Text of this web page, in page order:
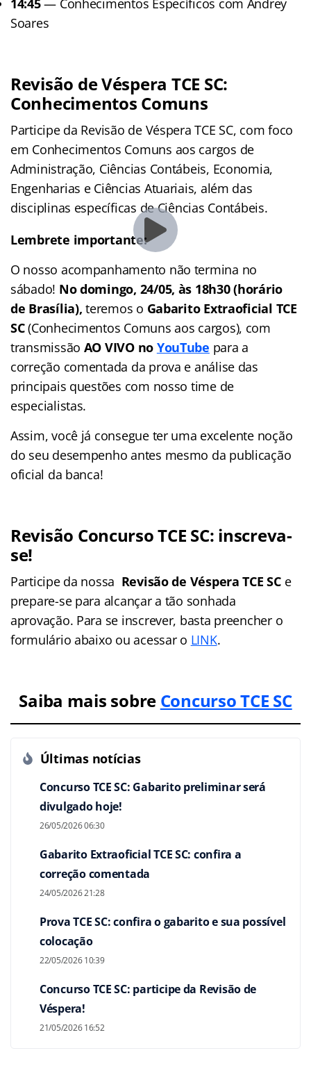
Soares
Revisão de Véspera TCE SC:
Conhecimentos Comuns
Participe da Revisão de Véspera TCE SC, com foco
em Conhecimentos Comuns aos cargos de
Administração, Ciências Contábeis, Economia,
Engenharias e Ciências Atuariais, além das
disciplinas específicas de Ciências Contábeis.
Lembrete importante:
O nosso acompanhamento não termina no
sábado! No domingo, 24/05, às 18h30 (horário
de Brasília), teremos o Gabarito Extraoficial TCE
SC(Conhecimentos Comuns aos cargos), com
transmissão AO VIVO no YouTube para a
correção comentada da prova e análise das
principais questões com nosso time de
especialistas.
Assim, você já consegue ter uma excelente noção
do seu desempenho antes mesmo da publicação
oficial da banca!
Revisão Concurso TCE SC: inscreva-
se!
Participe da nossa Revisão de Véspera TCE SCe
prepare-se para alcançar a tão sonhada
aprovação. Para se inscrever, basta preencher o
formulário abaixo ou acessar o LINK.
Saiba mais sobre Concurso TCE SC
Últimas notícias
Concurso TCE SC: Gabarito preliminar será
divulgado hoje!
26/05/2026 06:30
Gabarito Extraoficial TCE SC: confira a
correção comentada
24/05/2026 21:28
Prova TCE SC: confira o gabarito e sua possível
colocação
22/05/2026 10:39
Concurso TCE SC: participe da Revisão de
Véspera!
21/05/2026 16:52